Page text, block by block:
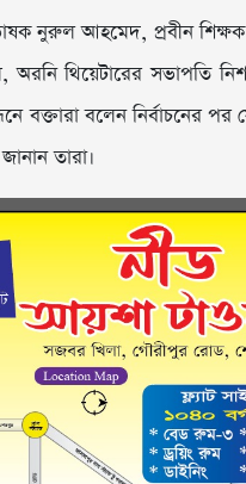
নুরুল আহমেদ, প্রবীন
থিয়েটারের সভাপতি
বক্তারা বলেন নির্বাচনের পর
তারা।